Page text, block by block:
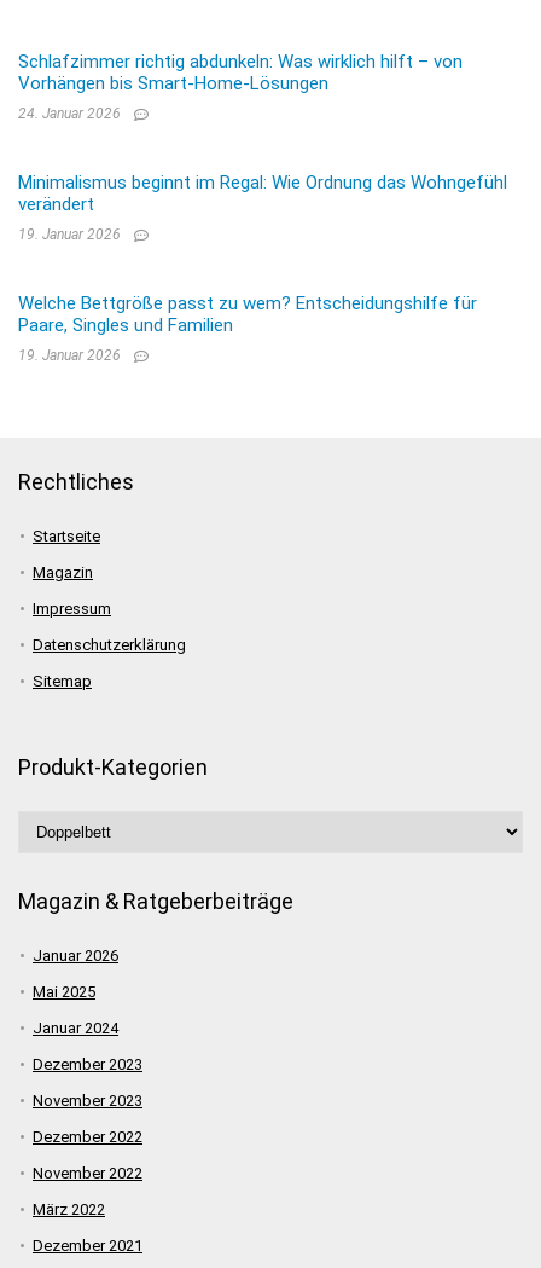
Schlafzimmer richtig abdunkeln: Was wirklich hilft – von
Vorhängen bis Smart-Home-Lösungen
24. Januar 2026
Minimalismus beginnt im Regal: Wie Ordnung das Wohngefühl
verändert
19. Januar 2026
Welche Bettgröße passt zu wem? Entscheidungshilfe für
Paare, Singles und Familien
19. Januar 2026
Rechtliches
Startseite
Magazin
Impressum
Datenschutzerklärung
Sitemap
Produkt-Kategorien
Magazin & Ratgeberbeiträge
Januar 2026
Mai 2025
Januar 2024
Dezember 2023
November 2023
Dezember 2022
November 2022
März 2022
Dezember 2021